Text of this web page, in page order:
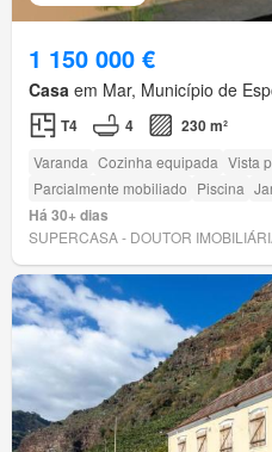
1 150 000 €
Casa em Mar, Município de
T4 4 230 m²
Varanda Cozinha equipada Vista
Parcialmente mobiliado Piscina
Há 30+ dias
SUPERCASA - DOUTOR